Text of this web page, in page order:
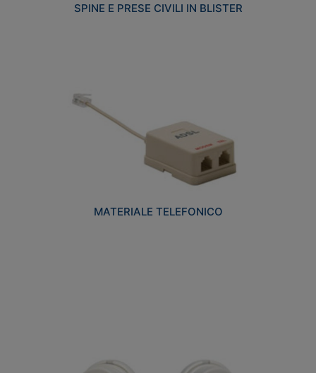
SPINE E PRESE CIVILI IN BLISTER
MATERIALE TELEFONICO